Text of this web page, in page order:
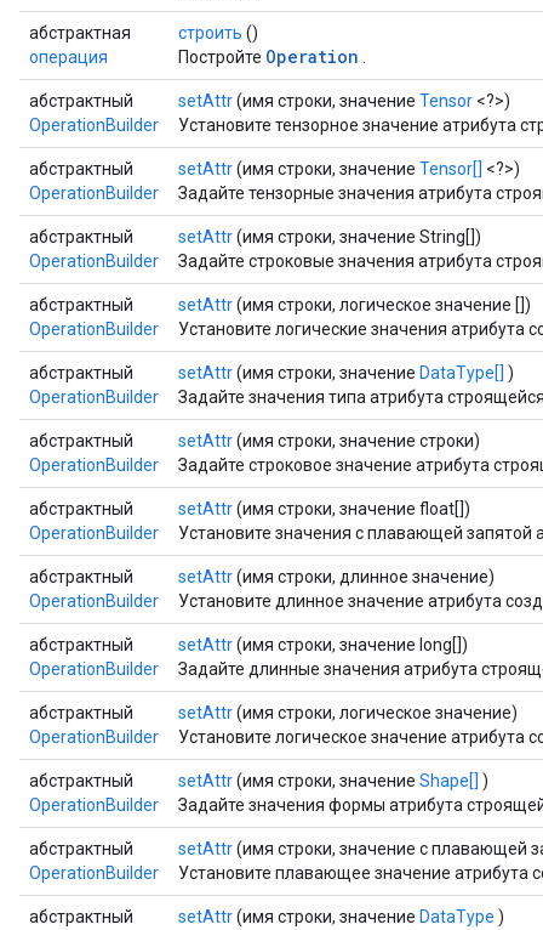
абстрактная
операция
строить ()
Постройте Operation
абстрактный
OperationBuilder
setAttr(имя строки, значение Tensor <?>)
Установите тензорное значение атрибута
абстрактный
OperationBuilder
setAttr(имя строки, значение Tensor[] <?>)
Задайте тензорные значения атрибута
абстрактный
OperationBuilder
setAttr(имя строки, значение String[])
Задайте строковые значения атрибута
абстрактный
OperationBuilder
setAttr(имя строки, логическое значение [])
Установите логические значения атрибута
абстрактный
OperationBuilder
setAttr(имя строки, значение DataType[] )
Задайте значения типа атрибута
абстрактный
OperationBuilder
setAttr(имя строки, значение строки)
Задайте строковое значение атрибута
абстрактный
OperationBuilder
setAttr(имя строки, значение float[])
Установите значения с плавающей запятой
абстрактный
OperationBuilder
setAttr(имя строки, длинное значение)
Установите длинное значение атрибута
абстрактный
OperationBuilder
setAttr(имя строки, значение long[])
Задайте длинные значения атрибута
абстрактный
OperationBuilder
setAttr(имя строки, логическое значение)
Установите логическое значение атрибута
абстрактный
OperationBuilder
setAttr(имя строки, значение Shape[] )
Задайте значения формы атрибута
абстрактный
OperationBuilder
setAttr(имя строки, значение с плавающей
Установите плавающее значение атрибута
абстрактный
setAttr(имя строки, значение DataType )